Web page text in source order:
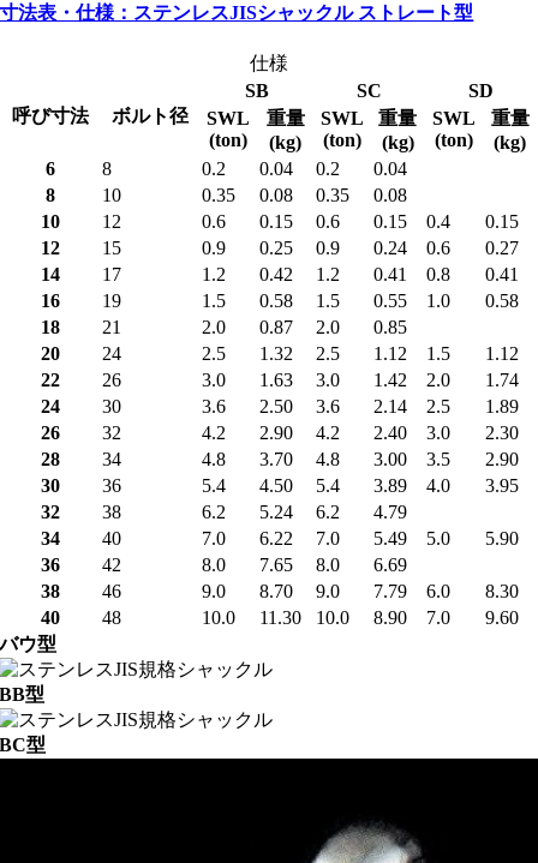
寸法表・仕様：ステンレスJISシャックル ストレート型
仕様
呼び寸法 ボルト径
SB SC
SD
SWL
(ton)
重量
(kg)
SWL
(ton)
重量
(kg)
SWL
(ton)
重量
(kg)
6
8 0.2 0.04 0.2
0.04
8
10 0.35 0.08 0.35
0.08
10
12 0.6 0.15 0.6 0.15 0.4
0.15
12
15 0.9 0.25 0.9 0.24 0.6
0.27
14
17 1.2 0.42 1.2 0.41 0.8
0.41
16
19 1.5 0.58 1.5 0.55 1.0
0.58
18
21 2.0 0.87 2.0
0.85
20
24 2.5 1.32 2.5 1.12 1.5
1.12
22
26 3.0 1.63 3.0 1.42 2.0
1.74
24
30 3.6 2.50 3.6 2.14 2.5
1.89
26
32 4.2 2.90 4.2 2.40 3.0
2.30
28
34 4.8 3.70 4.8 3.00 3.5
2.90
30
36 5.4 4.50 5.4 3.89 4.0
3.95
32
38 6.2 5.24 6.2
4.79
34
40 7.0 6.22 7.0 5.49 5.0
5.90
36
42 8.0 7.65 8.0
6.69
38
46 9.0 8.70 9.0 7.79 6.0
8.30
40
48 10.0 11.30 10.0 8.90 7.0
9.60
バウ型
BB型
BC型